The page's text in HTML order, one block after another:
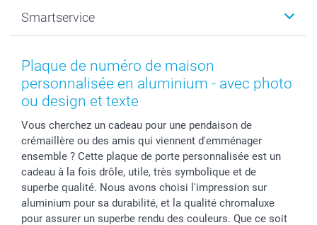
Faire-part & Cartes
Coques smartphone
Stickers & Etiquettes
Cadres photo & accessoires déco
Naissance & baptême
Fête des Mères
Fête des Pères
Communion
Toussaint
Rentrée des classes
Saint-Valentin
Vacances
Plan du site
Droit de rétraction
Plaintes
Vie privée
Tarifs
Partenariats & Influence
Investisseurs
Smartservice
Aide
smartbonus
smartfriends
Modes de paiement
Grandes quantités
Statut de ma commande
Plaque de numéro de maison
personnalisée en aluminium - avec photo
ou design et texte
Vous cherchez un cadeau pour une pendaison de
crémaillère ou des amis qui viennent d'emménager
ensemble ? Cette plaque de porte personnalisée est un
cadeau à la fois drôle, utile, très symbolique et de
superbe qualité. Nous avons choisi l'impression sur
aluminium pour sa durabilité, et la qualité chromaluxe
pour assurer un superbe rendu des couleurs. Que ce soit